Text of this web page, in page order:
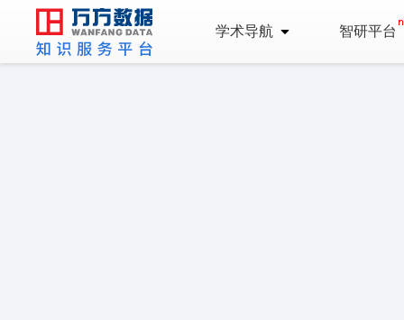
学术导航 智研平台